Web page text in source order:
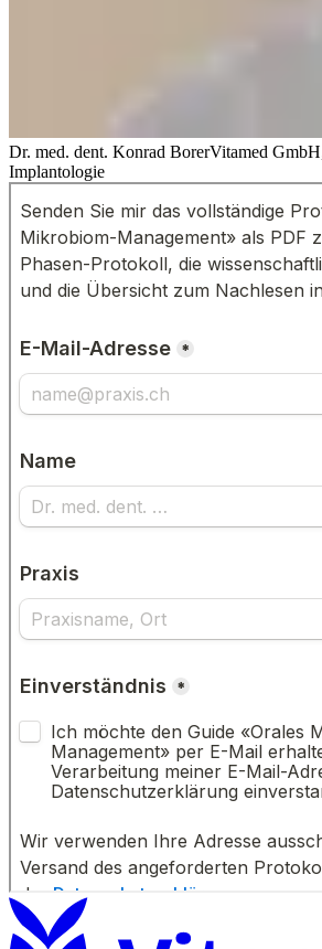
Dr. med. dent. Konrad BorerVitamed
Implantologie